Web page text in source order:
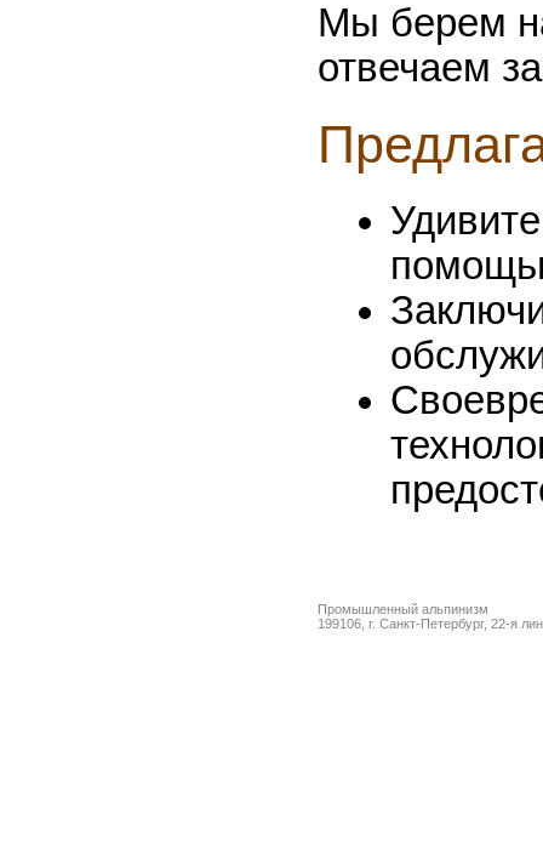
Мы берем
отвечаем
Промышленный альпинизм
199106, г. Санкт-Петербург, 22-я